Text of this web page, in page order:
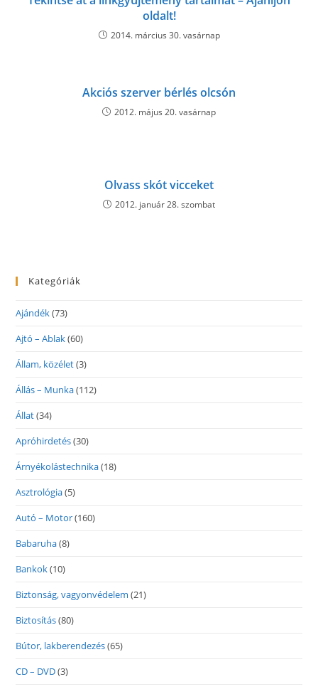
oldalt!
2014. március 30. vasárnap
Akciós szerver bérlés olcsón
2012. május 20. vasárnap
Olvass skót vicceket
2012. január 28. szombat
Kategóriák
Ajándék(73)
Ajtó – Ablak(60)
Állam, közélet(3)
Állás – Munka(112)
Állat(34)
Apróhirdetés(30)
Árnyékolástechnika(18)
Asztrológia(5)
Autó – Motor(160)
Babaruha(8)
Bankok(10)
Biztonság, vagyonvédelem (21)
Biztosítás(80)
Bútor, lakberendezés(65)
CD – DVD(3)